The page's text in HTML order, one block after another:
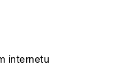
internetu